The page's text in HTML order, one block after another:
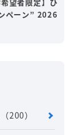
ペーン” 2026
（200）